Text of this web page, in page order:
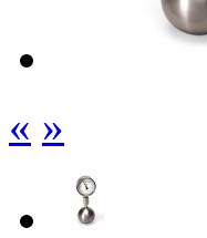
« »